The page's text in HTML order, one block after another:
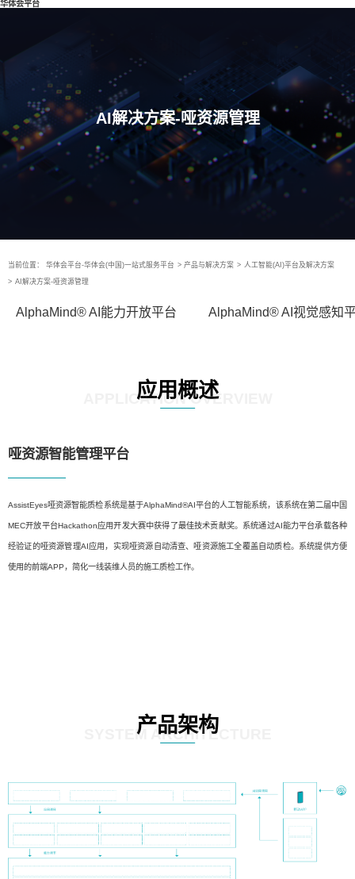
华体会平台
AI解决方案-哑资源管理
当前位置： 华体会平台-华体会(中国)一站式服务平台 > 产品与解决方案 > 人工智能(AI)平台及解决方案
> AI解决方案-哑资源管理
AlphaMind® AI能力开放平台 AlphaMind® AI视觉感知
应用概述
APPLICATION OVERVIEW
哑资源智能管理平台
AssistEyes哑资源智能质检系统是基于AlphaMind®AI平台的人工智能系统，该系统在第二届中国
MEC开放平台Hackathon应用开发大赛中获得了最佳技术贡献奖。系统通过AI能力平台承载各种
经验证的哑资源管理AI应用，实现哑资源自动清查、哑资源施工全覆盖自动质检。系统提供方便
使用的前端APP，简化一线装维人员的施工质检工作。
产品架构
SYSTEM ARCHITECTURE